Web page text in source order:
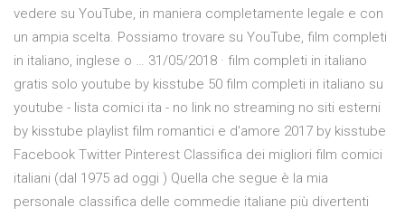
vedere su YouTube, in maniera completamente legale e con
un ampia scelta. Possiamo trovare su YouTube, film completi
in italiano, inglese o … 31/05/2018 · film completi in italiano
gratis solo youtube by kisstube 50 film completi in italiano su
youtube - lista comici ita - no link no streaming no siti esterni
by kisstube playlist film romantici e d'amore 2017 by kisstube
Facebook Twitter Pinterest Classifica dei migliori film comici
italiani (dal 1975 ad oggi ) Quella che segue è la mia
personale classifica delle commedie italiane più divertenti